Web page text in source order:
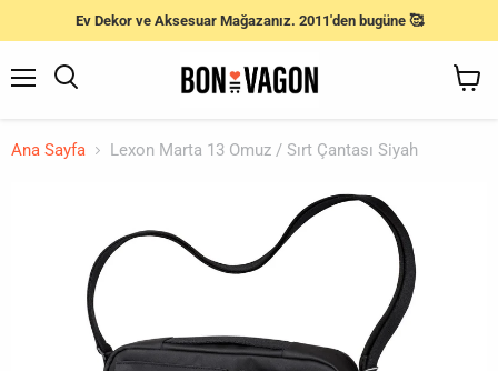
Ev Dekor ve Aksesuar Mağazanız. 2011'den bugüne 🥰
Ana Sayfa Lexon Marta 13 Omuz / Sırt Çantası Siyah